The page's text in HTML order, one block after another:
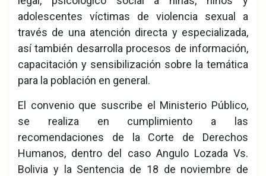
adolescentes víctimas de violencia sexual a
través de una atención directa y especializada,
así también desarrolla procesos de información,
capacitación y sensibilización sobre la temática
para la población en general.
El convenio que suscribe el Ministerio Público,
se realiza en cumplimiento a las
recomendaciones de la Corte de Derechos
Humanos, dentro del caso Angulo Lozada Vs.
Bolivia y la Sentencia de 18 de noviembre de